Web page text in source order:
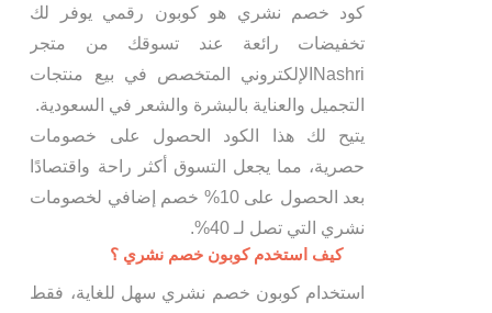
كود خصم نشري هو كوبون رقمي يوفر لك
تخفيضات رائعة عند تسوقك من متجر
Nashriالإلكتروني المتخصص في بيع منتجات
التجميل والعناية بالبشرة والشعر في السعودية.
يتيح لك هذا الكود الحصول على خصومات
حصرية، مما يجعل التسوق أكثر راحة واقتصادًا
بعد الحصول على 10% خصم إضافي لخصومات
نشري التي تصل لـ 40%.
كيف استخدم كوبون خصم نشري ؟
استخدام كوبون خصم نشري سهل للغاية، فقط